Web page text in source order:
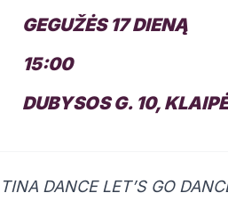
GEGUŽĖS 17 DIENĄ
15:00
DUBYSOS G. 10,
TINA DANCE LET’S GO